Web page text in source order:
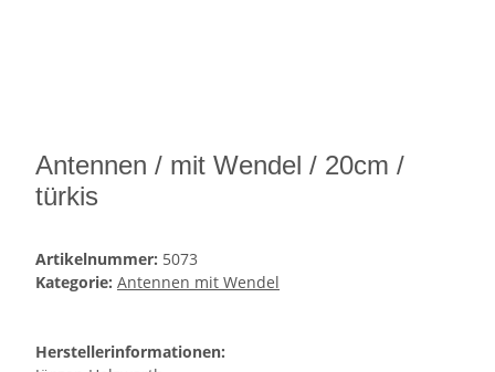
Antennen / mit Wendel / 20cm /
türkis
Artikelnummer: 5073
Kategorie: Antennen mit Wendel
Herstellerinformationen: